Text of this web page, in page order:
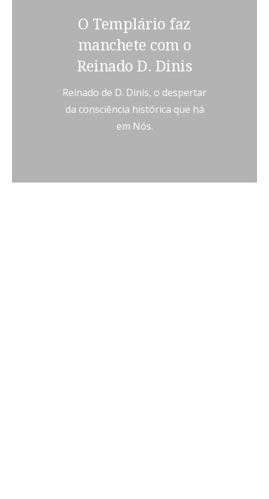
O Templário faz
manchete com o
Reinado D. Dinis
Reinado de D. Dinis, o despertar
da consciência histórica que há
em Nós.